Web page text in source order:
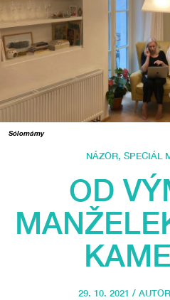
Sólomámy
NÁZOR, SPECIÁL
OD
29. 10. 2021 /